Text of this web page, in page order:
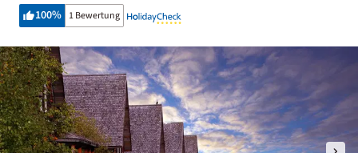
100% 1 Bewertung